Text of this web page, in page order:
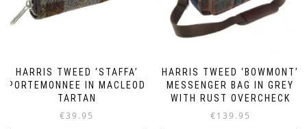
HARRIS TWEED ‘STAFFA’
PORTEMONNEE IN MACLEOD
TARTAN
€39.95
HARRIS TWEED ‘BOWMONT’
MESSENGER BAG IN GREY
WITH RUST OVERCHECK
€139.95